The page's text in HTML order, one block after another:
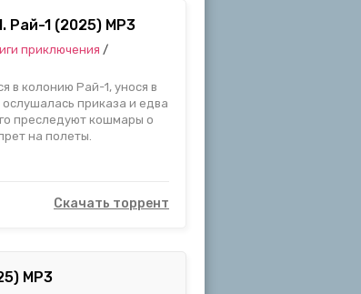
Рай-1 (2025) MP3
приключения /
в колонию Рай-1, унося в
приказа и едва
преследуют кошмары о
на полеты.
Скачать торрент
MP3